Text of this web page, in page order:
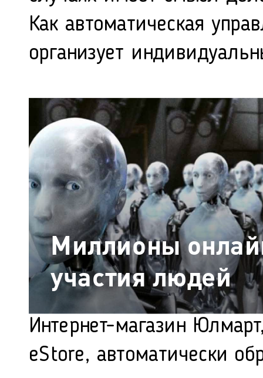
Как автоматическая
организует
Миллионы
участия людей
Интернет-магазин
eStore, автоматически